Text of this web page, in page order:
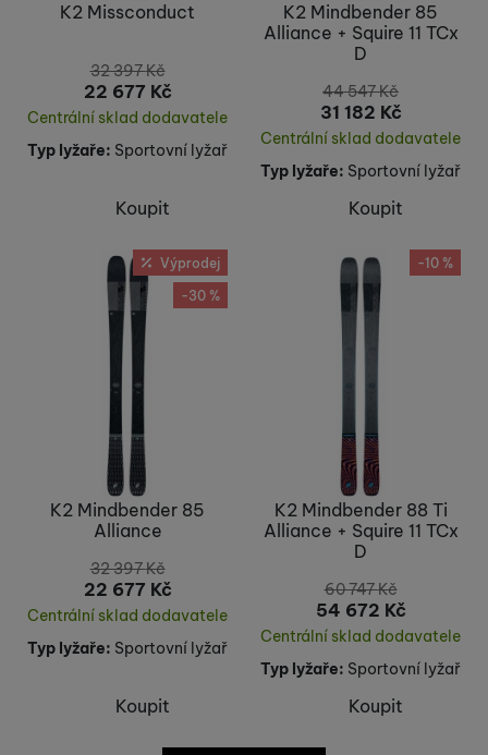
K2 Missconduct
32 397Kč
22 677 Kč
Centrální sklad dodavatele
Typ lyžaře: Sportovní lyžař
Koupit
K2 Mindbender 85
Alliance + Squire 11 TCx
D
44 547Kč
31 182 Kč
Centrální sklad dodavatele
Typ lyžaře: Sportovní lyžař
Koupit
Výprodej
-30 %
K2 Mindbender 85
Alliance
32 397Kč
22 677 Kč
Centrální sklad dodavatele
Typ lyžaře: Sportovní lyžař
Koupit
-10 %
K2 Mindbender 88 Ti
Alliance + Squire 11 TCx
D
60 747Kč
54 672 Kč
Centrální sklad dodavatele
Typ lyžaře: Sportovní lyžař
Koupit